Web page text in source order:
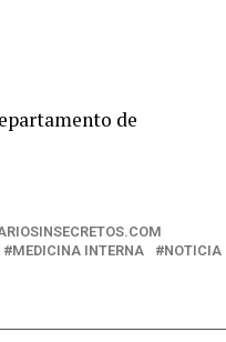
de
MEDICINA INTERNA
NOTICIA